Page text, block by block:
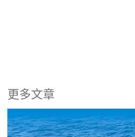
更多文章